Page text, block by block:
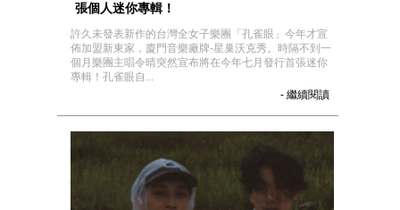
張個人迷你專輯！
許久未發表新作的台灣全女子樂團「孔雀眼」今年才宣
佈加盟新東家，廈門音樂廠牌-星巢沃克秀。時隔不到一
個月樂團主唱令晴突然宣布將在今年七月發行首張迷你
專輯！孔雀眼自...
- 繼續閱讀